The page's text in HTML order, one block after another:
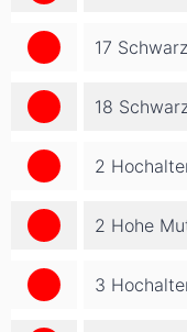
17
18
2
2 Hohe
3